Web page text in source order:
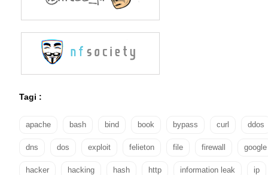
Tagi :
apache bash bind book bypass curl ddos
dns dos exploit felieton file firewall google
hacker hacking hash http information leak ip